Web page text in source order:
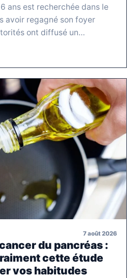
ans est recherchée dans le
avoir regagné son foyer
ont diffusé un…
7 août 2026
du pancréas :
cette étude
vos habitudes